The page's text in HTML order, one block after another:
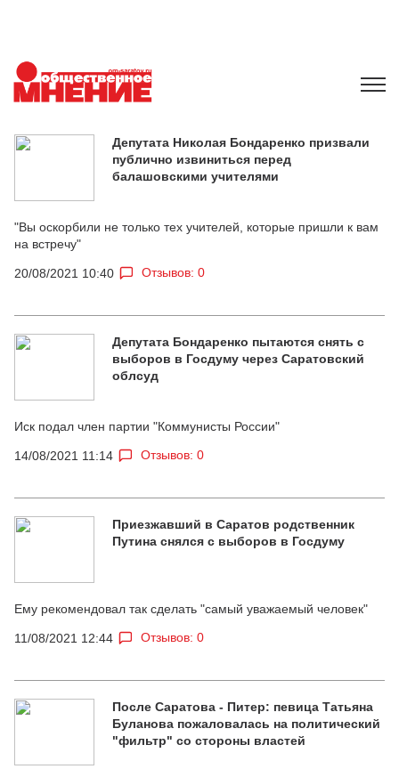
Депутата Николая Бондаренко призвали
публично извиниться перед
балашовскими учителями
"Вы оскорбили не только тех учителей, которые пришли к вам
на встречу"
20/08/2021 10:40 Отзывов: 0
Депутата Бондаренко пытаются снять с
выборов в Госдуму через Саратовский
облсуд
Иск подал член партии "Коммунисты России"
14/08/2021 11:14 Отзывов: 0
Приезжавший в Саратов родственник
Путина снялся с выборов в Госдуму
Ему рекомендовал так сделать "самый уважаемый человек"
11/08/2021 12:44 Отзывов: 0
После Саратова - Питер: певица Татьяна
Буланова пожаловалась на политический
"фильтр" со стороны властей